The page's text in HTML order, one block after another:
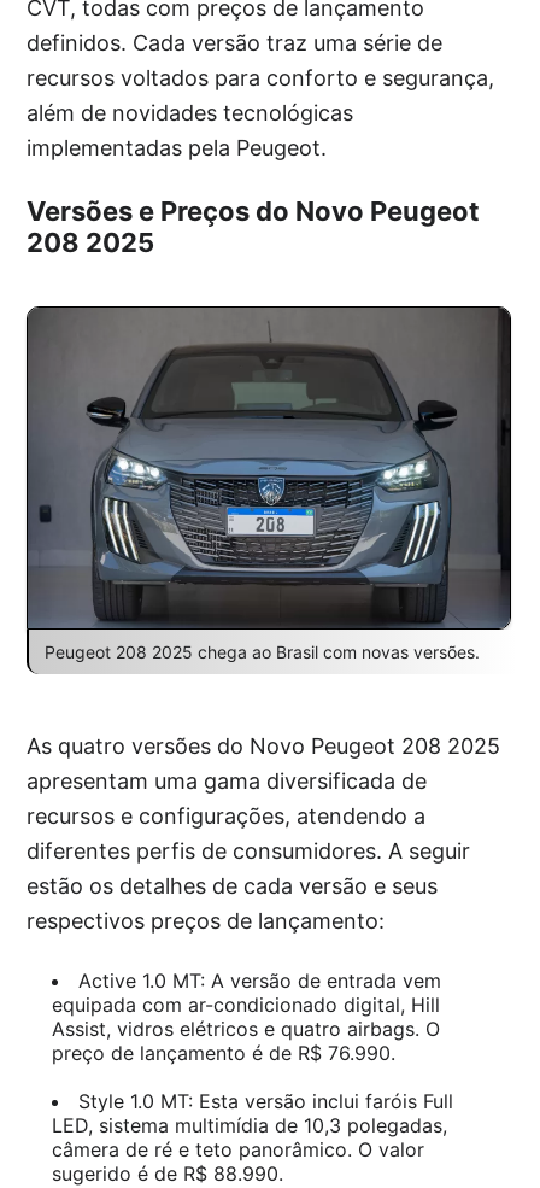
CVT, todas com preços de lançamento
definidos. Cada versão traz uma série de
recursos voltados para conforto e segurança,
além de novidades tecnológicas
implementadas pela Peugeot.
Versões e Preços do Novo Peugeot
208 2025
Peugeot 208 2025 chega ao Brasil com novas versões.
As quatro versões do Novo Peugeot 208 2025
apresentam uma gama diversificada de
recursos e configurações, atendendo a
diferentes perfis de consumidores. A seguir
estão os detalhes de cada versão e seus
respectivos preços de lançamento:
Active 1.0 MT: A versão de entrada vem
equipada com ar-condicionado digital, Hill
Assist, vidros elétricos e quatro airbags. O
preço de lançamento é de R$ 76.990.
Style 1.0 MT: Esta versão inclui faróis Full
LED, sistema multimídia de 10,3 polegadas,
câmera de ré e teto panorâmico. O valor
sugerido é de R$ 88.990.